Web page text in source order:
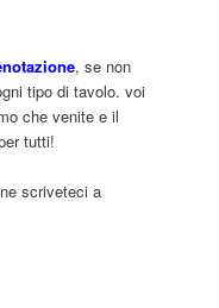
, se non
tipo di tavolo. voi
che venite e il
tutti!
scriveteci a